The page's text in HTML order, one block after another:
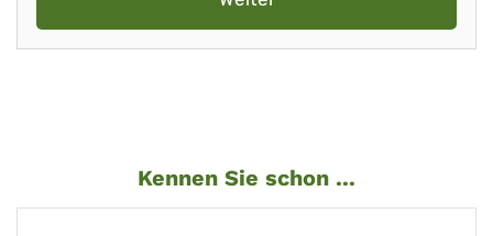
Kennen Sie schon ...